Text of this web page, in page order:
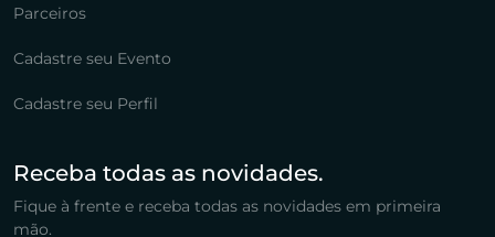
Parceiros
Cadastre seu Evento
Cadastre seu Perfil
Receba todas as novidades.
Fique à frente e receba todas as novidades em primeira
mão.